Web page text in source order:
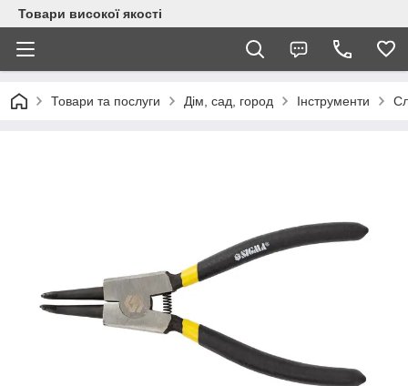
Товари високої якості
Товари та послуги Дім, сад, город Інструменти